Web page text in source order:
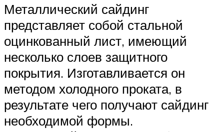
Металлический сайдинг
представляет собой стальной
оцинкованный лист, имеющий
несколько слоев защитного
покрытия. Изготавливается он
методом холодного проката, в
результате чего получают сайдинг
необходимой формы.